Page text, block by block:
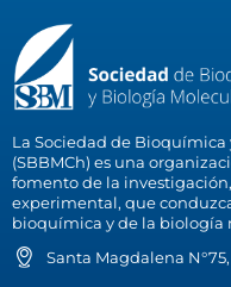
La Sociedad de
(SBBMCh) es una
fomento de la
experimental, que
bioquímica y de la biología
Santa Magdalena